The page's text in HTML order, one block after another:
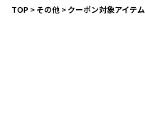
TOP>その他>クーポン対象アイテム